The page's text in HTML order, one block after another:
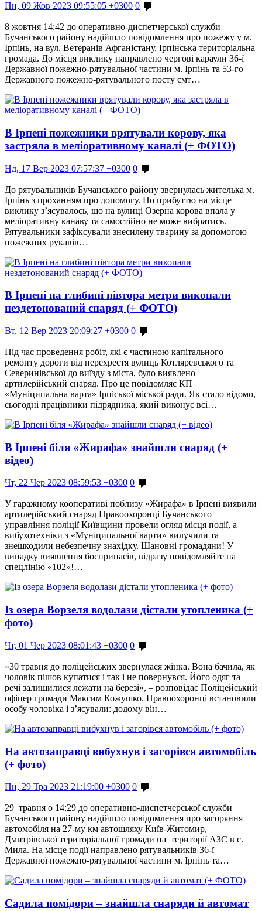
Пн, 09 Жов 2023 09:55:05 +0300 0
8 жовтня 14:42 до оперативно-диспетчерської служби
Бучанського району надійшло повідомлення про пожежу у м.
Ірпінь, на вул. Ветеранів Афганістану, Ірпінська територіальна
громада. До місця виклику направлено чергові караули 36-ї
Державної пожежно-рятувальної частини м. Ірпінь та 53-го
Державного пожежно-рятувального посту смт…
В Ірпені пожежники врятували корову, яка
застряла в меліоративному каналі (+ ФОТО)
Нд, 17 Вер 2023 07:57:37 +0300 0
До рятувальників Бучанського району звернулась жителька м.
Ірпінь з проханням про допомогу. По прибуттю на місце
виклику з’ясувалось, що на вулиці Озерна корова впала у
меліоративну канаву та самостійно не може вибратись.
Рятувальники зафіксували знесилену тварину за допомогою
пожежних рукавів…
В Ірпені на глибині півтора метри викопали
нездетонований снаряд (+ ФОТО)
Вт, 12 Вер 2023 20:09:27 +0300 0
Під час проведення робіт, які є частиною капітального
ремонту дороги від перехрестя вулиць Котляревського та
Северинівської до виїзду з міста, було виявлено
артилерійський снаряд. Про це повідомляє КП
«Муніципальна варта» Ірпіської міської ради. Як стало відомо,
сьогодні працівники підрядника, який виконує всі…
В Ірпені біля «Жирафа» знайшли снаряд (+
відео)
Чт, 22 Чер 2023 08:59:53 +0300 0
У гаражному кооперативі поблизу «Жирафа» в Ірпені виявили
артилерійський снаряд Правоохоронці Бучанського
управління поліції Київщини провели огляд місця події, а
вибухотехніки з «Муніципальної варти» вилучили та
знешкодили небезпечну знахідку. Шановні громадяни! У
випадку виявлення боєприпасів, відразу повідомляйте на
спецлінію «102»!…
Із озера Ворзеля водолази дістали утопленика (+
фото)
Чт, 01 Чер 2023 08:01:43 +0300 0
«30 травня до поліцейських звернулася жінка. Вона бачила, як
чоловік пішов купатися і так і не повернувся. Його одяг та
речі залишилися лежати на березі», – розповідає Поліцейський
офіцер громади Максим Кожушко. Правоохоронці встановили
особу чоловіка і з’ясували: додому він…
На автозаправці вибухнув і загорівся автомобіль
(+ фото)
Пн, 29 Тра 2023 21:19:00 +0300 0
29 травня о 14:29 до оперативно-диспетчерської служби
Бучанського району надійшло повідомлення про загоряння
автомобіля на 27-му км автошляху Київ-Житомир,
Дмитрівської територіальної громади на території АЗС в с.
Мила. На місце події направлено рятувальників 36-ї
Державної пожежно-рятувальної частини м. Ірпінь та…
Садила помідори – знайшла снаряди й автомат